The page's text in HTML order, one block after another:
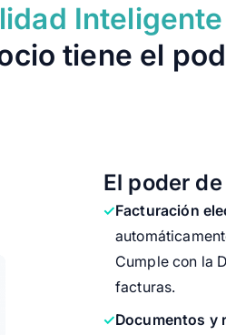
Inteligente
tiene el
El poder
Facturación
Cumple con la
facturas.
Documentos y